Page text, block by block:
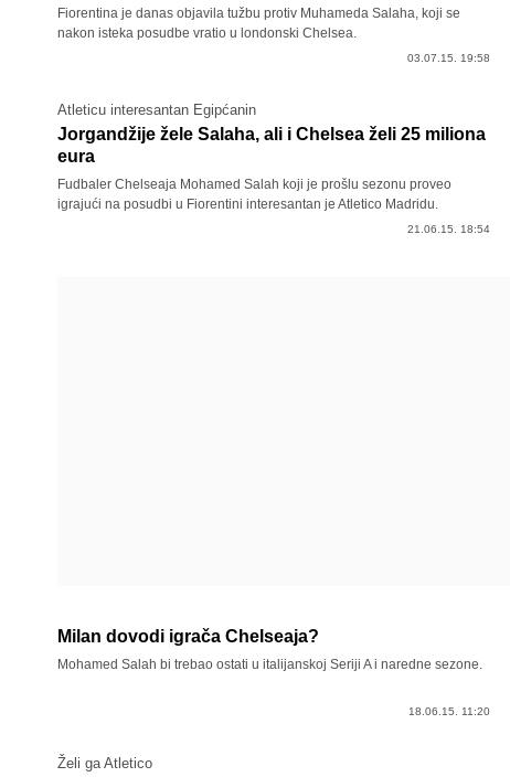
Fiorentina je danas objavila tužbu protiv Muhameda Salaha, koji se
nakon isteka posudbe vratio u londonski Chelsea.
03.07.15. 19:58
Atleticu interesantan Egipćanin
Jorgandžije žele Salaha, ali i Chelsea želi 25 miliona
eura
Fudbaler Chelseaja Mohamed Salah koji je prošlu sezonu proveo
igrajući na posudbi u Fiorentini interesantan je Atletico Madridu.
21.06.15. 18:54
Milan dovodi igrača Chelseaja?
Mohamed Salah bi trebao ostati u italijanskoj Seriji A i naredne sezone.
18.06.15. 11:20
Želi ga Atletico